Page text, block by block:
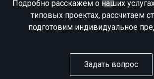
Подробно расскажем о наших
типовых проектах, рассчитаем
подготовим индивидуальное
Задать вопрос